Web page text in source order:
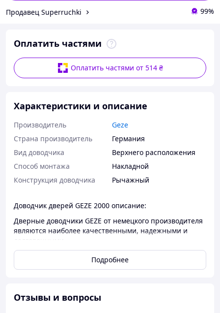
Продавец Superruchki 99%
Оплатить частями
Оплатить частями от 514 ₴
Характеристики и описание
Производитель
Geze
Страна производитель
Германия
Вид доводчика
Верхнего расположения
Способ монтажа
Накладной
Конструкция доводчика
Рычажный
Доводчик дверей GEZE 2000 описание:
Дверные доводчики GEZE от немецкого производителя
являются наиболее качественными, надежными и
Доводчик 2000 используют для для средне и средне
тяжелых дверей весом от 60 до 100 кг.
Зубчатая передача, регулировка скорости закрывания.
выборочная величина сил закрывания 2 4 5 путем
Подробнее
Отзывы и вопросы